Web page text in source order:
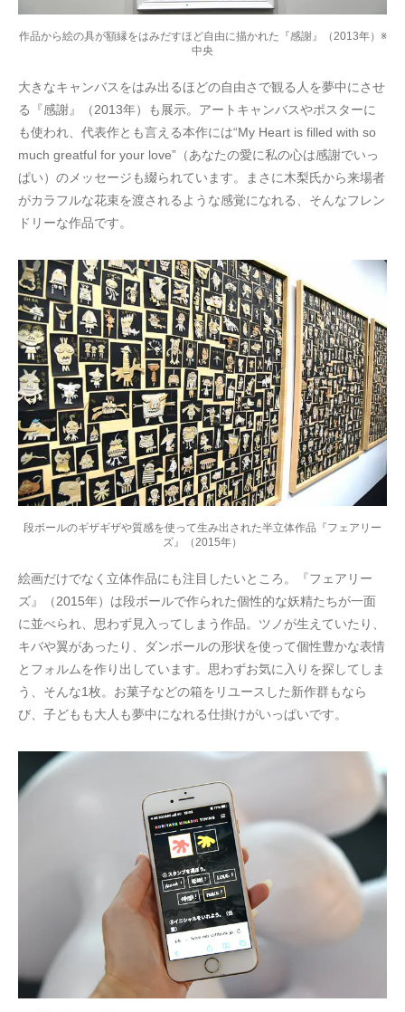
作品から絵の具が額縁をはみだすほど自由に描かれた『感謝』（2013年）※
中央
大きなキャンバスをはみ出るほどの自由さで観る人を夢中にさせ
る『感謝』（2013年）も展示。アートキャンバスやポスターに
も使われ、代表作とも言える本作には“My Heart is filled with so
much greatful for your love”（あなたの愛に私の心は感謝でいっ
ぱい）のメッセージも綴られています。まさに木梨氏から来場者
がカラフルな花束を渡されるような感覚になれる、そんなフレン
ドリーな作品です。
段ボールのギザギザや質感を使って生み出された半立体作品『フェアリー
ズ』（2015年）
絵画だけでなく立体作品にも注目したいところ。『フェアリー
ズ』（2015年）は段ボールで作られた個性的な妖精たちが一面
に並べられ、思わず見入ってしまう作品。ツノが生えていたり、
キバや翼があったり、ダンボールの形状を使って個性豊かな表情
とフォルムを作り出しています。思わずお気に入りを探してしま
う、そんな1枚。お菓子などの箱をリユースした新作群もなら
び、子どもも大人も夢中になれる仕掛けがいっぱいです。